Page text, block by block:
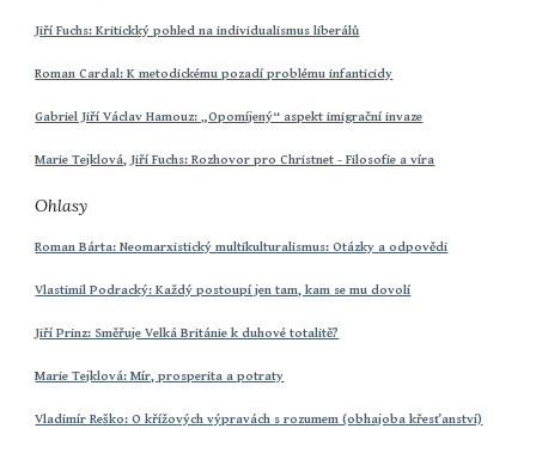
Jiří Fuchs: Kritickký pohled na individualismus liberálů
Roman Cardal: K metodickému pozadí problému infanticidy
Gabriel Jiří Václav Hamouz: „Opomíjený“ aspekt imigrační invaze
Marie Tejklová, Jiří Fuchs: Rozhovor pro Christnet - Filosofie a víra
Ohlasy
Roman Bárta: Neomarxistický multikulturalismus: Otázky a odpovědi
Vlastimil Podracký: Každý postoupí jen tam, kam se mu dovolí
Jiří Prinz: Směřuje Velká Británie k duhové totalitě?
Marie Tejklová: Mír, prosperita a potraty
Vladimír Reško: O křížových výpravách s rozumem (obhajoba křesťanství)